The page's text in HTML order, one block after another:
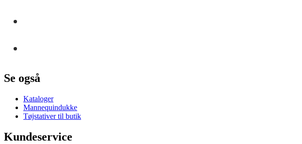
Se også
Kataloger
Mannequindukke
Tøjstativer til butik
Kundeservice